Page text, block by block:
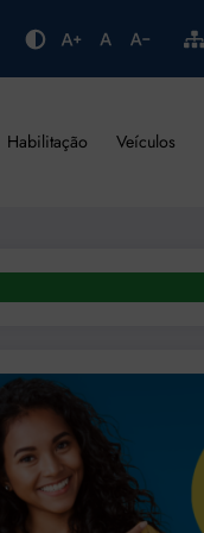
Habilitação Veículos